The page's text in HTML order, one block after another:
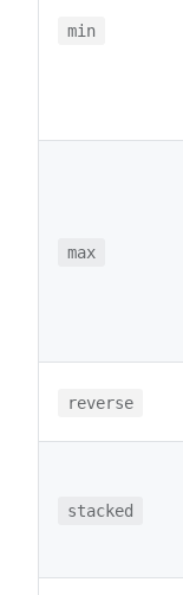
min
max
reverse
stacked